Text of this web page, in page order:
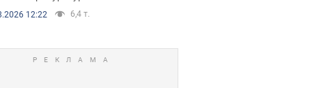
12:22 6,4 т.